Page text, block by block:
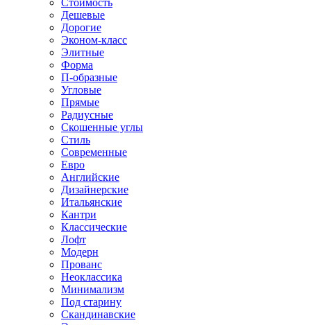
Стоимость
Дешевые
Дорогие
Эконом-класс
Элитные
Форма
П-образные
Угловые
Прямые
Радиусные
Скошенные углы
Стиль
Современные
Евро
Английские
Дизайнерские
Итальянские
Кантри
Классические
Лофт
Модерн
Прованс
Неоклассика
Минимализм
Под старину
Скандинавские